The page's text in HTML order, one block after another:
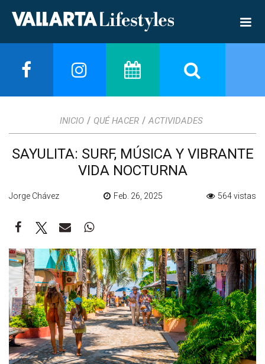
INICIO / QUÉ HACER / ACTIVIDADES
SAYULITA: SURF, MÚSICA Y VIBRANTE
VIDA NOCTURNA
Jorge Chávez Feb. 26, 2025 564 vistas